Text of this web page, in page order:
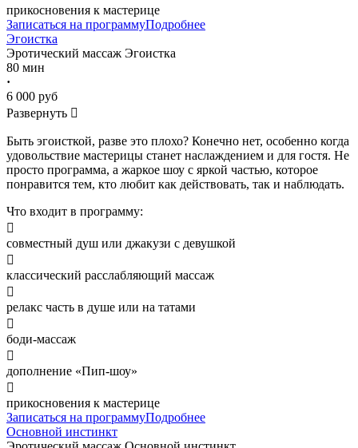
прикосновения к мастерице
Записаться на программуПодробнее
Эгоистка
Эротический массаж Эгоистка
80 мин
·
6 000 руб
Развернуть 
Быть эгоисткой, разве это плохо? Конечно нет, особенно когда
удовольствие мастерицы станет наслаждением и для гостя. Не
просто программа, а жаркое шоу с яркой частью, которое
понравится тем, кто любит как действовать, так и наблюдать.
Что входит в программу:

совместный душ или джакузи с девушкой

классический расслабляющий массаж

релакс часть в душе или на татами

боди-массаж

дополнение «Пип-шоу»

прикосновения к мастерице
Записаться на программуПодробнее
Основной инстинкт